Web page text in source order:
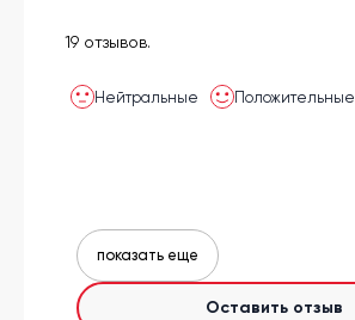
19 отзывов.
Нейтральные Положительные
показать еще
Оставить отзыв